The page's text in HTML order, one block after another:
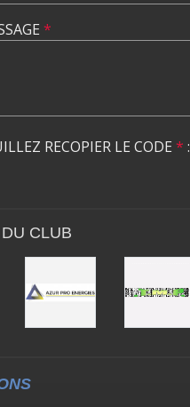
*
RECOPIER LE CODE * :
CLUB